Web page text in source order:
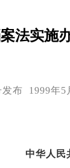
法实施办
布 1999
中华人民